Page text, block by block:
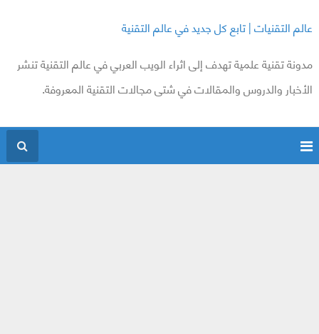
عالم التقنيات | تابع كل جديد في عالم التقنية
مدونة تقنية علمية تهدف إلى اثراء الويب العربي في عالم التقنية تنشر
الأخبار والدروس والمقالات في شتى مجالات التقنية المعروفة.